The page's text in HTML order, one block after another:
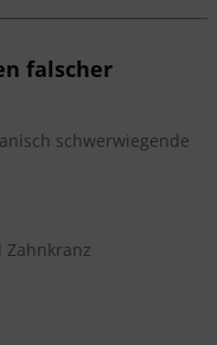
falscher
schwerwiegende
Zahnkranz